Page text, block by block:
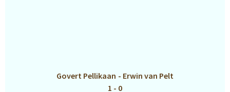
Govert Pellikaan - Erwin van Pelt
1 - 0